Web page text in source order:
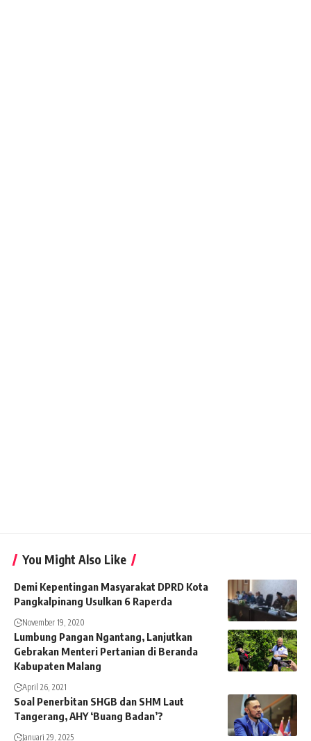
You Might Also Like
Demi Kepentingan Masyarakat DPRD Kota
Pangkalpinang Usulkan 6 Raperda
November 19, 2020
Lumbung Pangan Ngantang, Lanjutkan
Gebrakan Menteri Pertanian di Beranda
Kabupaten Malang
April 26, 2021
Soal Penerbitan SHGB dan SHM Laut
Tangerang, AHY ‘Buang Badan’?
Januari 29, 2025